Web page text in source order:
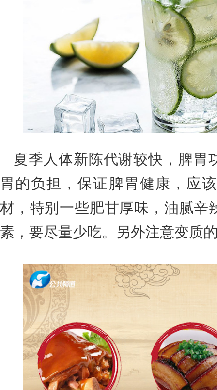
夏季人体新陈代谢较快，脾胃
胃的负担，保证脾胃健康，应
材，特别一些肥甘厚味，油腻辛
素，要尽量少吃。另外注意变质